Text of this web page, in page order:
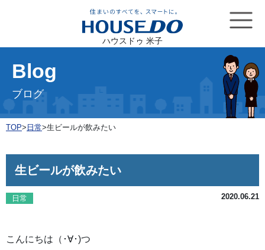
ハウスドゥ 米子
Blog
ブログ
TOP> 日常>生ビールが飲みたい
生ビールが飲みたい
日常 2020.06.21
こんにちは（･∀･)つ